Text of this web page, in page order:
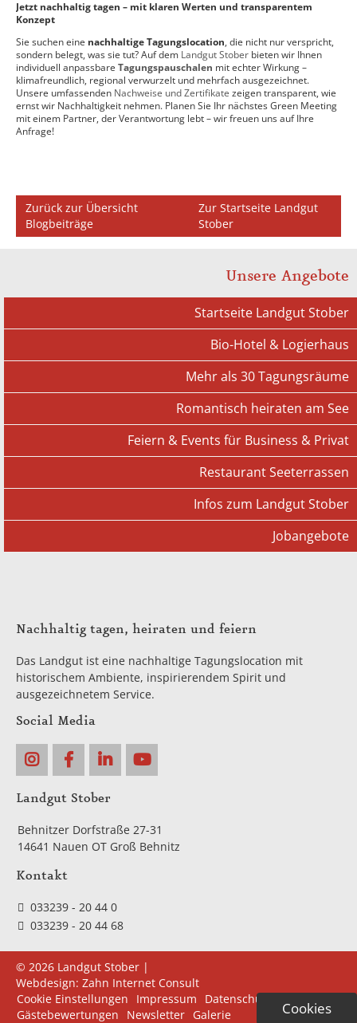
Jetzt nachhaltig tagen – mit klaren Werten und transparentem
Konzept
Sie suchen eine nachhaltige Tagungslocation, die nicht nur verspricht,
sondern belegt, was sie tut? Auf dem Landgut Stober bieten wir Ihnen
individuell anpassbare Tagungspauschalen mit echter Wirkung –
klimafreundlich, regional verwurzelt und mehrfach ausgezeichnet.
Unsere umfassenden Nachweise und Zertifikate zeigen transparent, wie
ernst wir Nachhaltigkeit nehmen. Planen Sie Ihr nächstes Green Meeting
mit einem Partner, der Verantwortung lebt – wir freuen uns auf Ihre
Anfrage!
Zurück zur Übersicht
Blogbeiträge
Zur Startseite Landgut
Stober
Unsere Angebote
Startseite Landgut Stober
Bio-Hotel & Logierhaus
Mehr als 30 Tagungsräume
Romantisch heiraten am See
Feiern & Events für Business & Privat
Restaurant Seeterrassen
Infos zum Landgut Stober
Jobangebote
Nachhaltig tagen, heiraten und feiern
Das Landgut ist eine nachhaltige Tagungslocation mit
historischem Ambiente, inspirierendem Spirit und
ausgezeichnetem Service.
Social Media
Landgut Stober
Behnitzer Dorfstraße 27-31
14641 Nauen OT Groß Behnitz
Kontakt
033239 - 20 44 0
033239 - 20 44 68
© 2026 Landgut Stober |
Webdesign: Zahn Internet Consult
Navigation
überspringen
Cookie Einstellungen Impressum
Datenschutz
Gästebewertungen
Newsletter Galerie Cookies